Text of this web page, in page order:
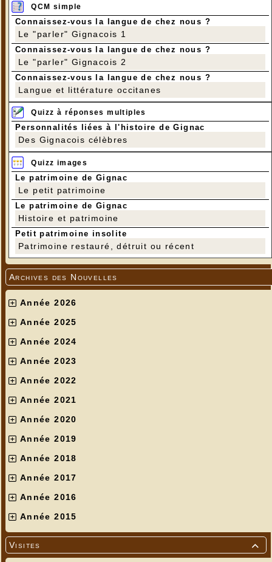
QCM simple
Connaissez-vous la langue de chez nous ?
Le "parler" Gignacois 1
Connaissez-vous la langue de chez nous ?
Le "parler" Gignacois 2
Connaissez-vous la langue de chez nous ?
Langue et littérature occitanes
Quizz à réponses multiples
Personnalités liées à l'histoire de Gignac
Des Gignacois célèbres
Quizz images
Le patrimoine de Gignac
Le petit patrimoine
Le patrimoine de Gignac
Histoire et patrimoine
Petit patrimoine insolite
Patrimoine restauré, détruit ou récent
Archives des Nouvelles
Année 2026
Année 2025
Année 2024
Année 2023
Année 2022
Année 2021
Année 2020
Année 2019
Année 2018
Année 2017
Année 2016
Année 2015

Visites